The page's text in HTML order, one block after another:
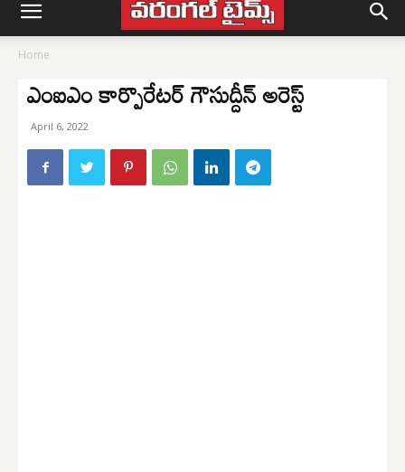
Home
ఎంఐఎం కార్పొరేట‌ర్ గౌసుద్దీన్ అరెస్ట్
April 6, 2022